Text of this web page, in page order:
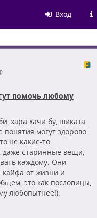
Вход
помочь любому
хара хачи бу, шиката
могут здорово
не какие-то
даже старинные вещи,
каждому. Они
кайфа от жизни и
это как пословицы,
любопытнее!).